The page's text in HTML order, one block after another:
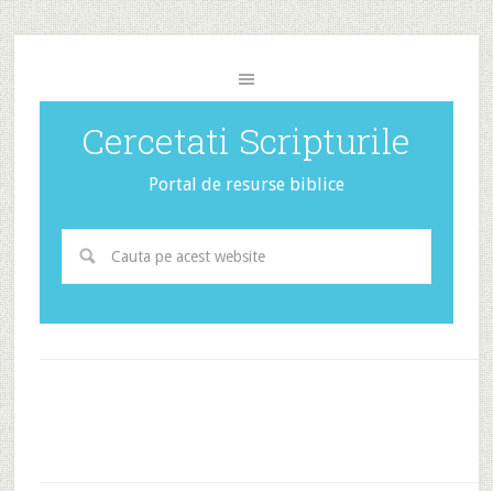
Cercetati Scripturile
Portal de resurse biblice